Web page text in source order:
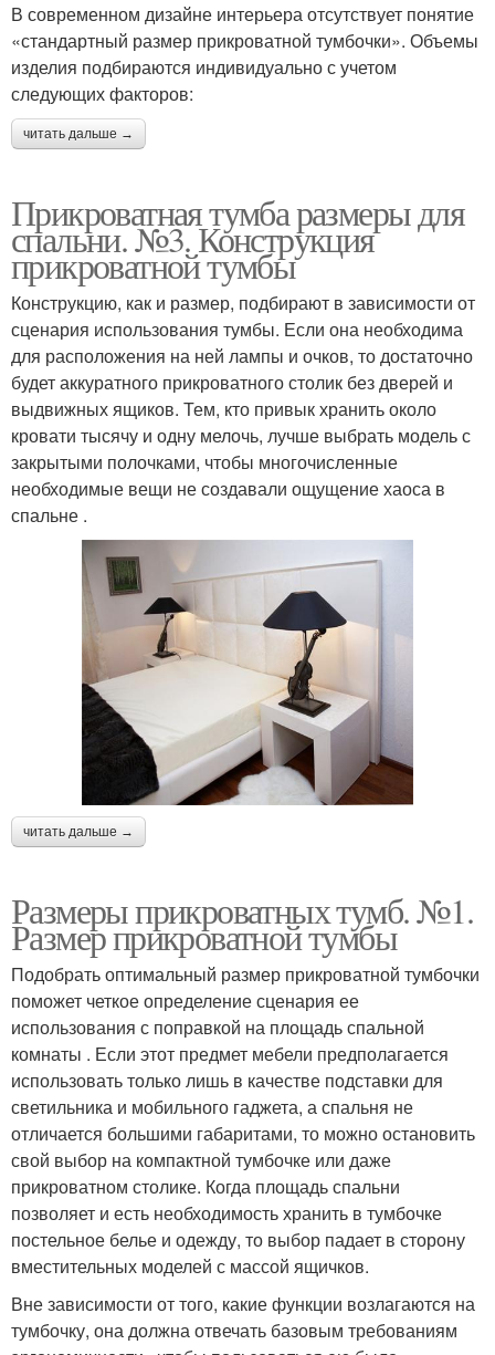
В современном дизайне интерьера отсутствует понятие
«стандартный размер прикроватной тумбочки». Объемы
изделия подбираются индивидуально с учетом
следующих факторов:
читать дальше →
Прикроватная тумба размеры для
спальни. №3. Конструкция
прикроватной тумбы
Конструкцию, как и размер, подбирают в зависимости от
сценария использования тумбы. Если она необходима
для расположения на ней лампы и очков, то достаточно
будет аккуратного прикроватного столик без дверей и
выдвижных ящиков. Тем, кто привык хранить около
кровати тысячу и одну мелочь, лучше выбрать модель с
закрытыми полочками, чтобы многочисленные
необходимые вещи не создавали ощущение хаоса в
спальне .
читать дальше →
Размеры прикроватных тумб. №1.
Размер прикроватной тумбы
Подобрать оптимальный размер прикроватной тумбочки
поможет четкое определение сценария ее
использования с поправкой на площадь спальной
комнаты . Если этот предмет мебели предполагается
использовать только лишь в качестве подставки для
светильника и мобильного гаджета, а спальня не
отличается большими габаритами, то можно остановить
свой выбор на компактной тумбочке или даже
прикроватном столике. Когда площадь спальни
позволяет и есть необходимость хранить в тумбочке
постельное белье и одежду, то выбор падает в сторону
вместительных моделей с массой ящичков.
Вне зависимости от того, какие функции возлагаются на
тумбочку, она должна отвечать базовым требованиям